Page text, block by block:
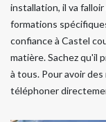
installation, il va
formations
confiance à Castel
matière. Sachez qu'il
à tous. Pour avoir
téléphoner